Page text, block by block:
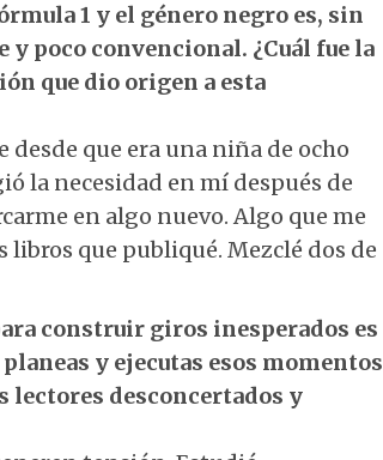
1 y el género negro es, sin
poco convencional. ¿Cuál fue la
que dio origen a esta
desde que era una niña de ocho
la necesidad en mí después de
en algo nuevo. Algo que me
que publiqué. Mezclé dos de
construir giros inesperados es
y ejecutas esos momentos
lectores desconcertados y